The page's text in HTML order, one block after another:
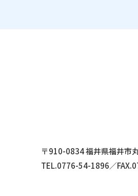
〒910-0834 福井県福井市
TEL.0776-54-1896／